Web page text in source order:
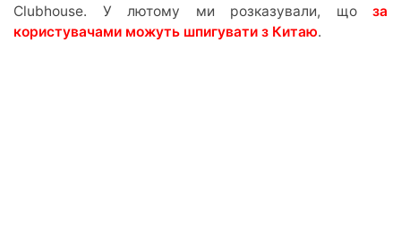
Clubhouse. У лютому ми розказували, що за
користувачами можуть шпигувати з Китаю.